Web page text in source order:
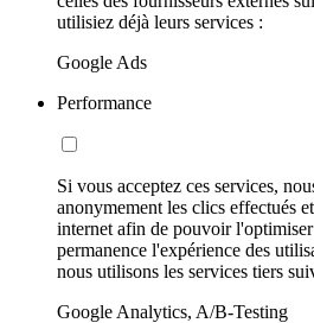
utilisiez déjà leurs services :
Google Ads
Performance
Si vous acceptez ces services,
anonymement les clics effectués
internet afin de pouvoir
permanence l'expérience des
nous utilisons les services tiers
Google Analytics, A/B-Testing